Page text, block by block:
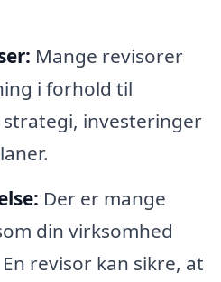
Mange revisorer
i forhold til
investeringer
Der er mange
din virksomhed
revisor kan sikre, at